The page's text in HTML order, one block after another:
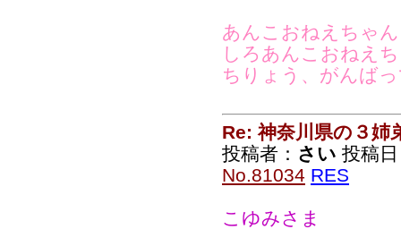
あんこおねえちゃん
しろあんこおねえ
ちりょう、がんば
Re: 神奈川県の３姉
投稿者： さい 投稿
No.81034 RES
こゆみさま